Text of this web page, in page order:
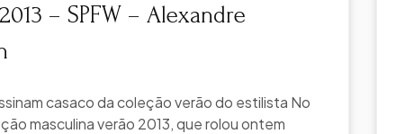
– SPFW – Alexandre
casaco da coleção verão do estilista No
masculina verão 2013, que rolou ontem